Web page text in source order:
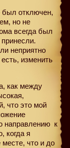
был отключен,
но не
всегда был
неприятно
изменить
как между
что это мой
направлению к
когда я
что и до